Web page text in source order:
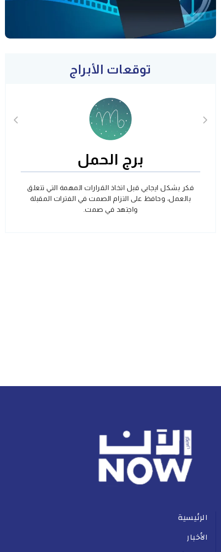
توقعات الأبراج
برج الحمل
فكر بشكل ايجابي قبل اتخاذ القرارات المهمة التي تتعلق
بالعمل، وحافظ على التزام الصمت في الفترات المقبلة
واجتهد في صمت.
الرئيسية
الأخبار